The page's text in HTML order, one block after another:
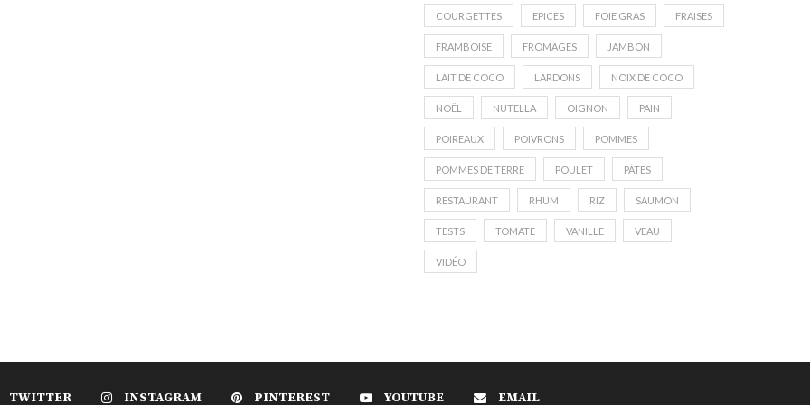
COURGETTES EPICES FOIE GRAS FRAISES
FRAMBOISE FROMAGES JAMBON
LAIT DE COCO LARDONS NOIX DE COCO
NOËL NUTELLA OIGNON PAIN
POIREAUX POIVRONS POMMES
POMMES DE TERRE POULET PÂTES
RESTAURANT RHUM RIZ SAUMON
TESTS TOMATE VANILLE VEAU
VIDÉO
TWITTER INSTAGRAM PINTEREST YOUTUBE EMAIL